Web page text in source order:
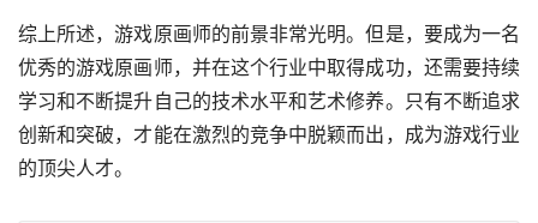
综上所述，游戏原画师的前景非常光明。但是，要成为一名
优秀的游戏原画师，并在这个行业中取得成功，还需要持续
学习和不断提升自己的技术水平和艺术修养。只有不断追求
创新和突破，才能在激烈的竞争中脱颖而出，成为游戏行业
的顶尖人才。